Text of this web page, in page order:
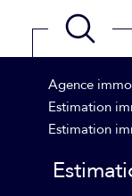
Agence
Estimation
Estimation